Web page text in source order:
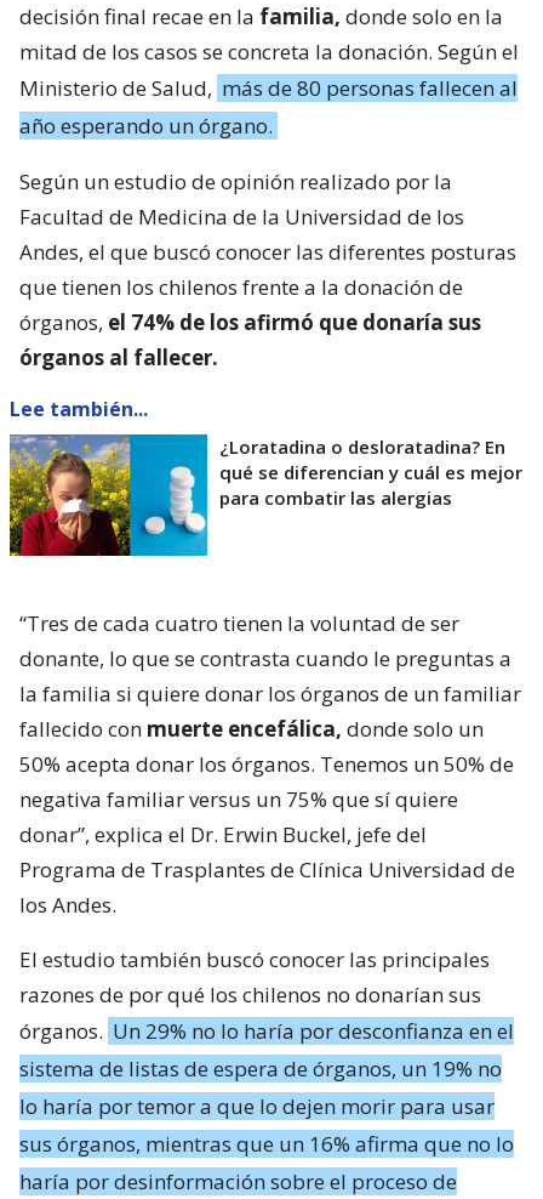
decisión final recae en la familia, donde solo en la
mitad de los casos se concreta la donación. Según el
Ministerio de Salud, más de 80 personas fallecen al
año esperando un órgano.
Según un estudio de opinión realizado por la
Facultad de Medicina de la Universidad de los
Andes, el que buscó conocer las diferentes posturas
que tienen los chilenos frente a la donación de
órganos, el 74% de los afirmó que donaría sus
órganos al fallecer.
Lee también...
¿Loratadina o desloratadina? En
qué se diferencian y cuál es mejor
para combatir las alergias
“Tres de cada cuatro tienen la voluntad de ser
donante, lo que se contrasta cuando le preguntas a
la familia si quiere donar los órganos de un familiar
fallecido con muerte encefálica, donde solo un
50% acepta donar los órganos. Tenemos un 50% de
negativa familiar versus un 75% que sí quiere
donar”, explica el Dr. Erwin Buckel, jefe del
Programa de Trasplantes de Clínica Universidad de
los Andes.
El estudio también buscó conocer las principales
razones de por qué los chilenos no donarían sus
órganos. Un 29% no lo haría por desconfianza en el
sistema de listas de espera de órganos, un 19% no
lo haría por temor a que lo dejen morir para usar
sus órganos, mientras que un 16% afirma que no lo
haría por desinformación sobre el proceso de